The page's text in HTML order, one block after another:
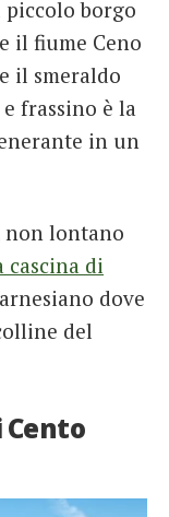
piccolo borgo
il fiume Ceno
il smeraldo
frassino è la
in un
lontano
cascina di
dove
del
Cento